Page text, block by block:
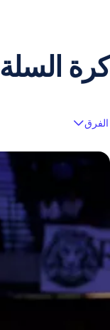
كرة السلة